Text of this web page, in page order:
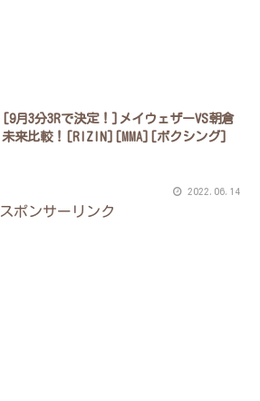
[9月3分3Rで決定！]メイウェザーVS朝倉
未来比較！[RIZIN][MMA][ボクシング]
2022.06.14
スポンサーリンク